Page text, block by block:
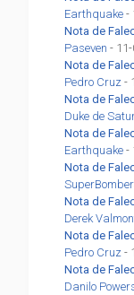
Earthquake -
Nota de
Paseven -
Nota de
Pedro Cruz -
Nota de
Duke de
Nota de
Earthquake -
Nota de
Nota de
Derek
Nota de
Pedro Cruz -
Nota de
Danilo